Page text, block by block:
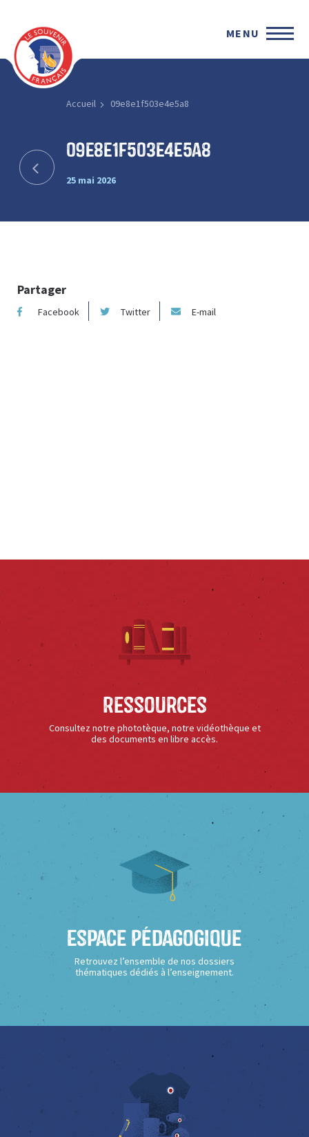
MENU
Accueil 09e8e1f503e4e5a8
09e8e1f503e4e5a8
25 mai 2026
Partager
Facebook Twitter E-mail
Ressources
Consultez notre phototèque, notre vidéothèque et
des documents en libre accès.
Espace Pédagogique
Retrouvez l’ensemble de nos dossiers
thématiques dédiés à l’enseignement.